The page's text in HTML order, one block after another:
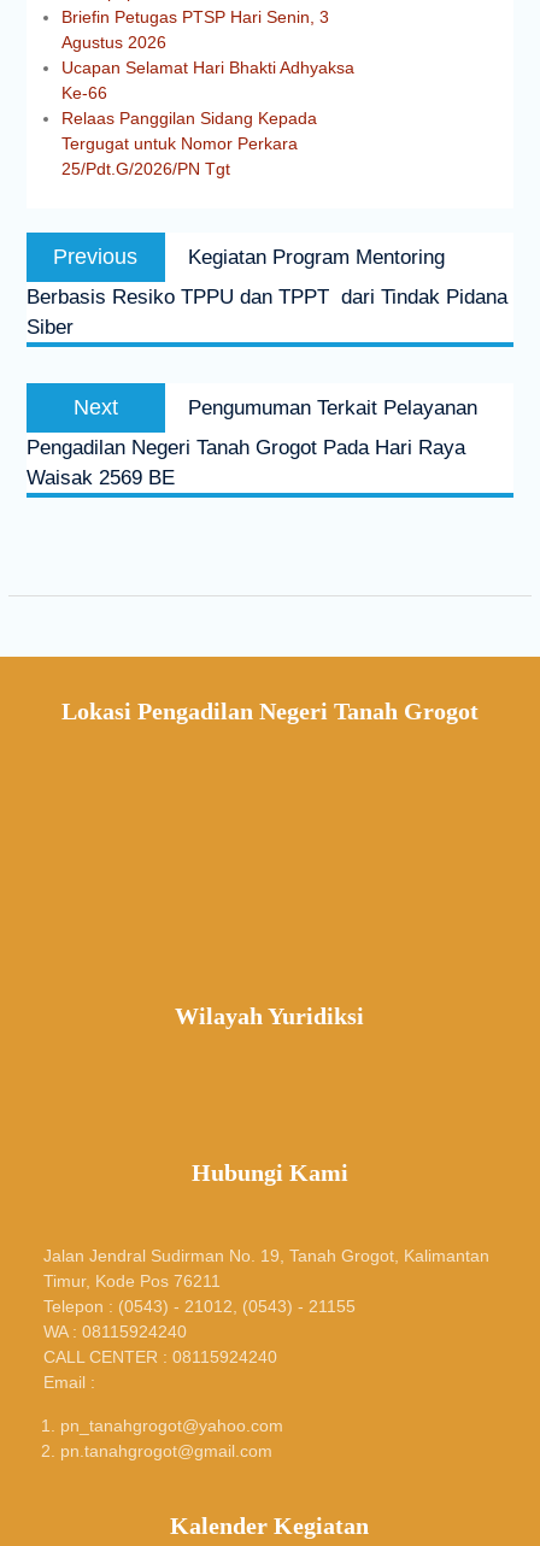
Briefin Petugas PTSP Hari Senin, 3
Agustus 2026
Ucapan Selamat Hari Bhakti Adhyaksa
Ke-66
Relaas Panggilan Sidang Kepada
Tergugat untuk Nomor Perkara
25/Pdt.G/2026/PN Tgt
Previous
Kegiatan Program Mentoring
Berbasis Resiko TPPU dan TPPT dari Tindak Pidana
Siber
Next
Pengumuman Terkait Pelayanan
Pengadilan Negeri Tanah Grogot Pada Hari Raya
Waisak 2569 BE
Lokasi Pengadilan Negeri Tanah Grogot
Wilayah Yuridiksi
Hubungi Kami
Jalan Jendral Sudirman No. 19, Tanah Grogot, Kalimantan
Timur, Kode Pos 76211
Telepon : (0543) - 21012, (0543) - 21155
WA : 08115924240
CALL CENTER : 08115924240
Email :
pn_tanahgrogot@yahoo.com
pn.tanahgrogot@gmail.com
Kalender Kegiatan